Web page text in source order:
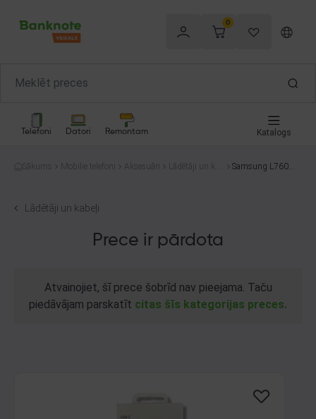
0
Telefoni Datori Remontam Katalogs
Sākums Mobilie telefoni Aksesuāri
Lādētāji un kab
Samsung L760/
Lādētāji un kabeļi
Prece ir pārdota
Atvainojiet, šī prece šobrīd nav pieejama. Taču
piedāvājam parskatīt citas šīs kategorijas preces.